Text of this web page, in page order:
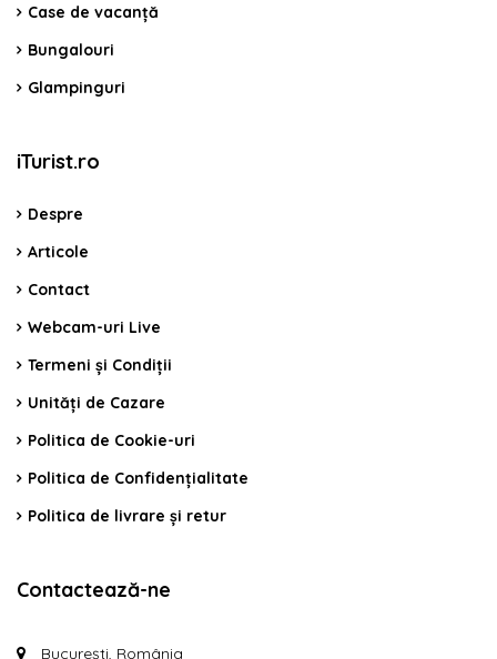
Case de vacanță
Bungalouri
Glampinguri
iTurist.ro
Despre
Articole
Contact
Webcam-uri Live
Termeni și Condiții
Unități de Cazare
Politica de Cookie-uri
Politica de Confidențialitate
Politica de livrare și retur
Contactează-ne
București, România